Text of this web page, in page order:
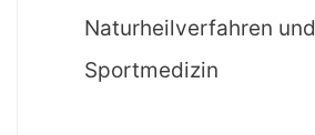
Naturheilverfahren und
Sportmedizin